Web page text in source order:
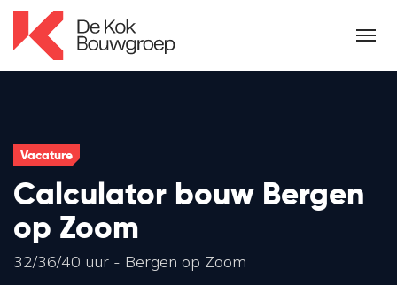
Vacature
Calculator bouw Bergen
op Zoom
32/36/40 uur - Bergen op Zoom